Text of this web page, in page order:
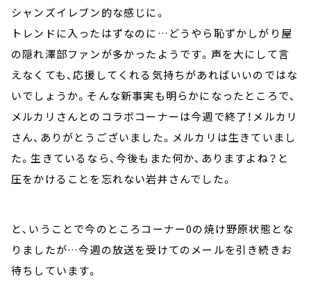
シャンズイレブン的な感じに。
トレンドに入ったはずなのに…どうやら恥ずかしがり屋
の隠れ澤部ファンが多かったようです。声を大にして言
えなくても、応援してくれる気持ちがあればいいのではな
いでしょうか。そんな新事実も明らかになったところで、
メルカリさんとのコラボコーナーは今週で終了！メルカリ
さん、ありがとうございました。メルカリは生きていまし
た。生きているなら、今後もまた何か、ありますよね？と
圧をかけることを忘れない岩井さんでした。
と、いうことで今のところコーナー0の焼け野原状態とな
りましたが…今週の放送を受けてのメールを引き続きお
待ちしています。